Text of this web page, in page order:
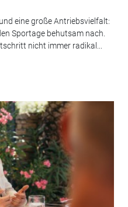
eine große Antriebsvielfalt:
Sportage behutsam nach.
nicht immer radikal...